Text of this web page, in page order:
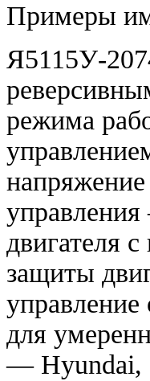
Примеры
Я5115У-
режима
двигателя
защиты
для
— Hyundai,